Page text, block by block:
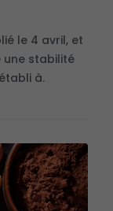
le 4 avril, et
une stabilité
à.